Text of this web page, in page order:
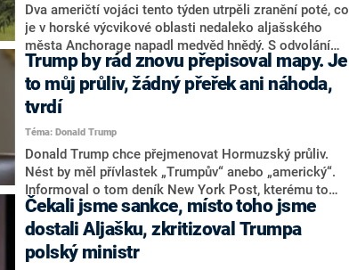
Dva američtí vojáci tento týden utrpěli zranění poté, co
je v horské výcvikové oblasti nedaleko aljašského
města Anchorage napadl medvěd hnědý. S odvoláním
na armádu to v pátek pozdě večer napsala agentura
AP. V areálu, který se rozkládá na 259 čtverečních
kilometrech, se volně pohybuje až 350 medvědů
černých a 75 medvědů hnědých.
Trump by rád znovu přepisoval mapy. Je
to můj průliv, žádný přeřek ani náhoda,
tvrdí
Téma: Donald Trump
Donald Trump chce přejmenovat Hormuzský průliv.
Nést by měl přívlastek „Trumpův“ anebo „americký“.
Informoval o tom deník New York Post, kterému to
údajně potvrdil vysoce postavený člen Trumpovy
administrativy. Nebylo by to poprvé, kdy americký
prezident zatoužil měnit zeměpisné názvy.
Čekali jsme sankce, místo toho jsme
dostali Aljašku, zkritizoval Trumpa
polský ministr